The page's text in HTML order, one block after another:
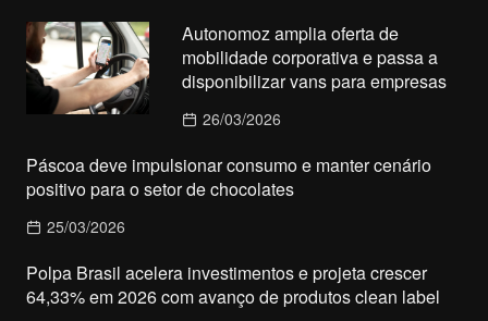
Autonomoz amplia oferta de
mobilidade corporativa e passa a
disponibilizar vans para empresas
26/03/2026
Páscoa deve impulsionar consumo e manter cenário
positivo para o setor de chocolates
25/03/2026
Polpa Brasil acelera investimentos e projeta crescer
64,33% em 2026 com avanço de produtos clean label